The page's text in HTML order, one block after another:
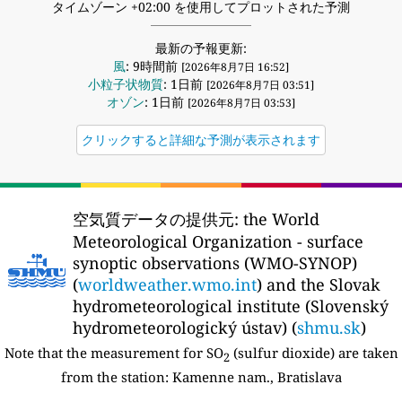
タイムゾーン +02:00 を使用してプロットされた予測
最新の予報更新:
風: 9時間前 [2026年8月7日 16:52]
小粒子状物質: 1日前 [2026年8月7日 03:51]
オゾン: 1日前 [2026年8月7日 03:53]
クリックすると詳細な予測が表示されます
空気質データの提供元: the World
Meteorological Organization - surface
synoptic observations (WMO-SYNOP)
(worldweather.wmo.int) and the Slovak
hydrometeorological institute (Slovenský
hydrometeorologický ústav) (shmu.sk)
Note that the measurement for SO2 (sulfur dioxide) are taken
from the station: Kamenne nam., Bratislava